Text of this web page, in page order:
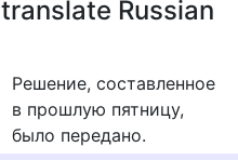
translate Russian
Решение, составленное
в прошлую пятницу,
было передано.